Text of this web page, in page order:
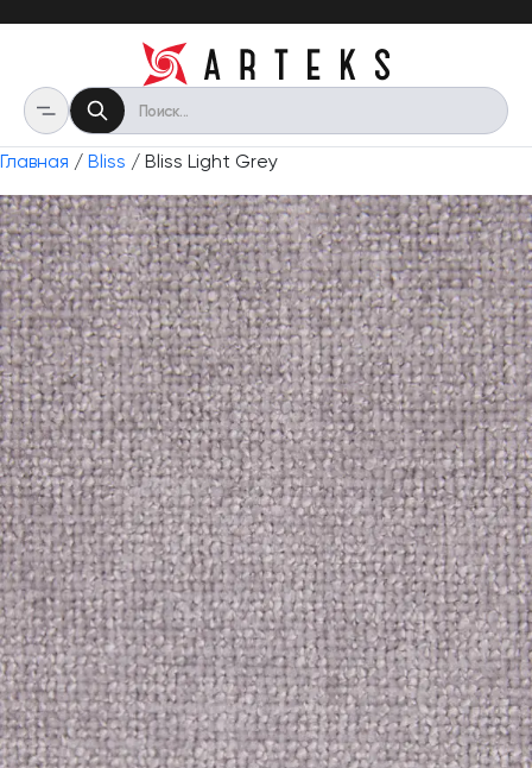
Главная / Bliss / Bliss Light Grey